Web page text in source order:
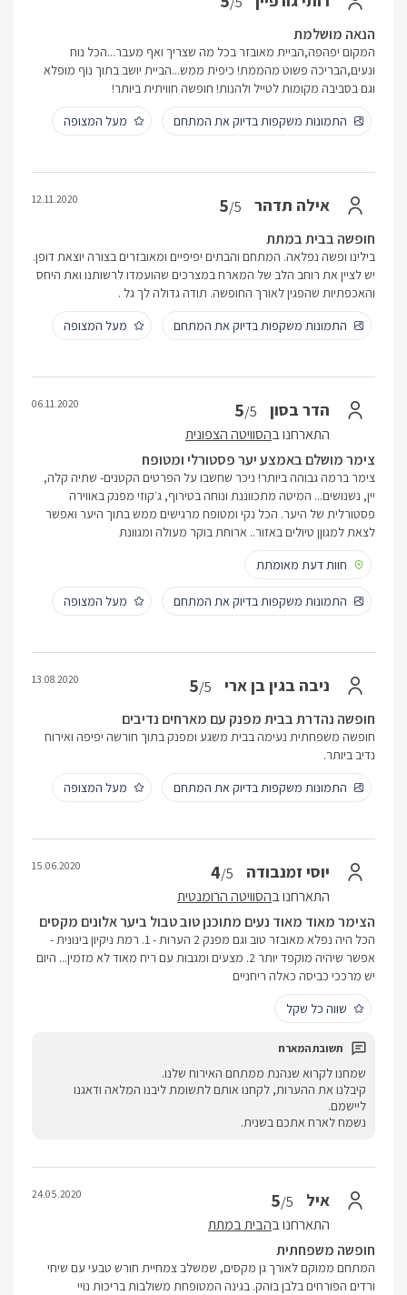
הנאה מושלמת
המקום יפהפה,הביית מאובזר בכל מה שצריך ואף מעבר...הכל נוח
ונעים,הבריכה פשוט מהממת! כיפית ממש...הביית יושב בתוך נוף מופלא
וגם בסביבה מקומות לטייל ולהנות! חופשה חוויתית ביותר!
התמונות משקפות בדיוק את המתחם
מעל המצופה
אילה תדהר 5/5
12.11.2020
חופשה בבית במתת
בילינו ופשה נפלאה. המתחם והבתים יפיפיים ומאובזרים בצורה יוצאת דופן.
יש לציין את רוחב הלב של המארח במצרכים שהועמדו לרשותנו ואת היחס
והאכפתיות שהפגין לאורך החופשה. תודה גדולה לך גל .
התמונות משקפות בדיוק את המתחם
מעל המצופה
הדר בסון 5/5
התארחנו בהסוויטה הצפונית
06.11.2020
צימר מושלם באמצע יער פסטורלי ומטופח
צימר ברמה גבוהה ביותר! ניכר שחשבו על הפרטים הקטנים- שתיה קלה,
יין, נשנושים... המיטה מתכווננת ונוחה בטירוף, ג׳קוזי מפנק באווירה
פסטורלית של היער. הכל נקי ומטופח מרגישים ממש בתוך היער ואפשר
לצאת למגוןן טיולים באזור.. ארוחת בוקר מעולה ומגוונת
חוות דעת מאומתת
התמונות משקפות בדיוק את המתחם מעל המצופה
ניבה בגין בן ארי 5/5
13.08.2020
חופשה נהדרת בבית מפנק עם מארחים נדיבים
חופשה משפחתית נעימה בבית משגע ומפנק בתוך חורשה יפיפה ואירוח
נדיב ביותר.
התמונות משקפות בדיוק את המתחם
מעל המצופה
יוסי זמנבודה 4/5
התארחנו בהסוויטה הרומנטית
15.06.2020
הצימר מאוד מאוד נעים מתוכנן טוב טבול ביער אלונים מקסים
הכל היה נפלא מאובזר טוב וגם מפנק 2 הערות - 1. רמת ניקיון בינונית -
אפשר שיהיה מוקפד יותר 2. מצעים ומגבות עם ריח מאוד לא מזמין... היום
יש מרככי כביסה כאלה ריחניים
שווה כל שקל
שמחנו לקרוא שנהנת ממתחם האירוח שלנו.
קיבלנו את ההערות, לקחנו אותם לתשומת ליבנו המלאה ודאגנו
ליישמם.
נשמח לארח אתכם בשנית.
איל 5/5
התארחנו בהבית במתת
24.05.2020
חופשה משפחתית
המתחם ממוקם לאורך גן מקסים, שמשלב צמחיית חורש טבעי עם שיחי
ורדים הפורחים בלבן בוהק. בגינה המטופחת משולבות בריכות נויי